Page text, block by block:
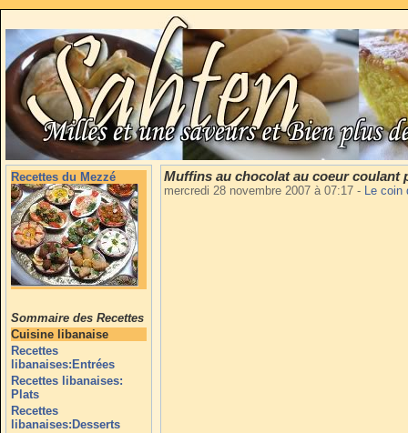
Recettes du Mezzé
Sommaire des Recettes
Cuisine libanaise
Recettes
libanaises:Entrées
Recettes libanaises:
Plats
Recettes
libanaises:Desserts
Muffins au chocolat au coeur coulant
mercredi 28 novembre 2007 à 07:17 - Le